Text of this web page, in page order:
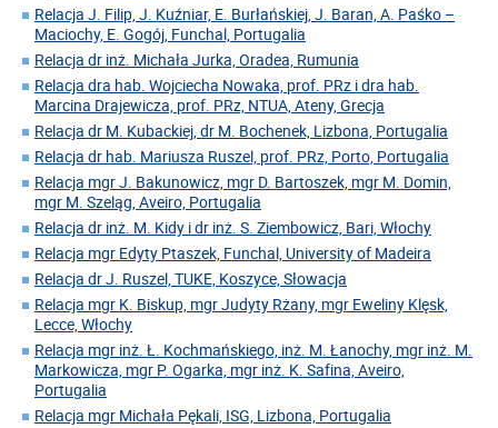
Relacja J. Filip, J. Kuźniar, E. Burłańskiej, J. Baran, A. Paśko –
Maciochy, E. Gogój, Funchal, Portugalia
Relacja dr inż. Michała Jurka, Oradea, Rumunia
Relacja dra hab. Wojciecha Nowaka, prof. PRz i dra hab.
Marcina Drajewicza, prof. PRz, NTUA, Ateny, Grecja
Relacja dr M. Kubackiej, dr M. Bochenek, Lizbona, Portugalia
Relacja dr hab. Mariusza Ruszel, prof. PRz, Porto, Portugalia
Relacja mgr J. Bakunowicz, mgr D. Bartoszek, mgr M. Domin,
mgr M. Szeląg, Aveiro, Portugalia
Relacja dr inż. M. Kidy i dr inż. S. Ziembowicz, Bari, Włochy
Relacja mgr Edyty Ptaszek, Funchal, University of Madeira
Relacja dr J. Ruszel, TUKE, Koszyce, Słowacja
Relacja mgr K. Biskup, mgr Judyty Rżany, mgr Eweliny Klęsk,
Lecce, Włochy
Relacja mgr inż. Ł. Kochmańskiego, inż. M. Łanochy, mgr inż. M.
Markowicza, mgr P. Ogarka, mgr inż. K. Safina, Aveiro,
Portugalia
Relacja mgr Michała Pękali, ISG, Lizbona, Portugalia